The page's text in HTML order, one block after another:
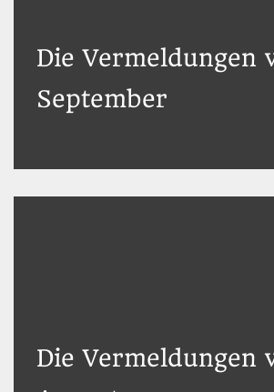
Die Vermeldungen
September
Die Vermeldungen